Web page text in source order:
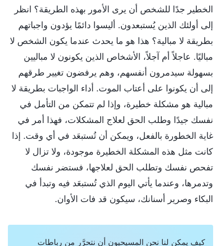
الخطير جدًا للشخص أن يرى الأمور بهذه الطريقة؟ انظر
إلى أولئك الذين يُستبعدون. أليسوا دائمًا يؤدون واجباتهم
بطريقة لا مبالية؟ هذا هو ما يحدث عندما يكون الشخص لا
مباليًا. عاجلاً أم آجلاً، الأشخاص الذين يكونون لا مباليين
بسهولة سيدمرون أنفسهم، وهم يرفضون تغيير طرقهم
إلى أن يكونوا على أعتاب الموت. أداء الواجبات بطريقة لا
مبالية هو مشكلة خطيرة، وإذا لم تتمكن من التأمل في
نفسك جيدًا وطلب الحق لعلاج المشكلات، فهذا أمر في
غاية الخطورة بالفعل، ويمكن أن تُستبعَد في أي وقت. إذا
كانت مثل هذه المشكلة الخطيرة موجودة، ولا تزال لا
تفحص نفسك وتطلب الحق لعلاجها، فستضر نفسك
وتدمرها، وعندما يأتي اليوم الذي تُستبعَد فيه وتبدأ في
البكاء وصرير أسنانك، سيكون قد فات الأوان.
كيف يمكن لنا نحن المسيحيون أن نتحرَّر من رباطات